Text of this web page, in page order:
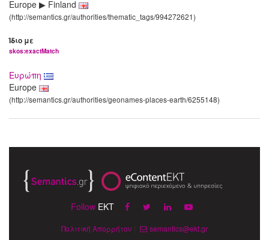
Europe ▶ Finland
(http://semantics.gr/authorities/thematic_tags/994272621)
Ίδιο με
skos:exactMatch
Ευρώπη
Europe
(http://semantics.gr/authorities/geonames-places-earth/6255148)
Follow EKT
Πολιτική Απορρήτου semantics@ekt.gr